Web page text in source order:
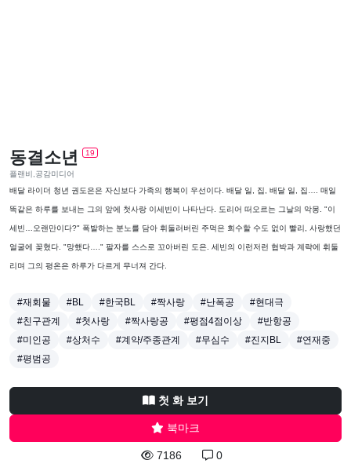
동결소년 19
플랜비,공감미디어
배달 라이더 청년 권도은은 자신보다 가족의 행복이 우선이다. 배달 일, 집, 배달 일, 집…. 매일
똑같은 하루를 보내는 그의 앞에 첫사랑 이세빈이 나타난다. 도리어 떠오르는 그날의 악몽. "이
세빈…오랜만이다?" 폭발하는 분노를 담아 휘둘러버린 주먹은 회수할 수도 없이 빨리, 사랑했던
얼굴에 꽂혔다. "망했다…." 팔자를 스스로 꼬아버린 도은. 세빈의 이런저런 협박과 계략에 휘둘
리며 그의 평온은 하루가 다르게 무너져 간다.
#재회물 #BL #한국BL #짝사랑 #난폭공
#현대극
#친구관계
#첫사랑 #짝사랑공 #평점4점이상
#반항공
#미인공
#상처수 #계약/주종관계 #무심수 #진지BL
#연재중
#평범공
첫 화 보기
북마크
7186 0